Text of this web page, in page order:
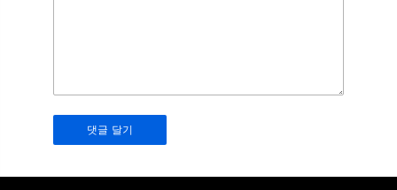
should
leave